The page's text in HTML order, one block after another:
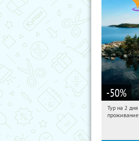
-50%
02:14:35
Тур на 2
проживание